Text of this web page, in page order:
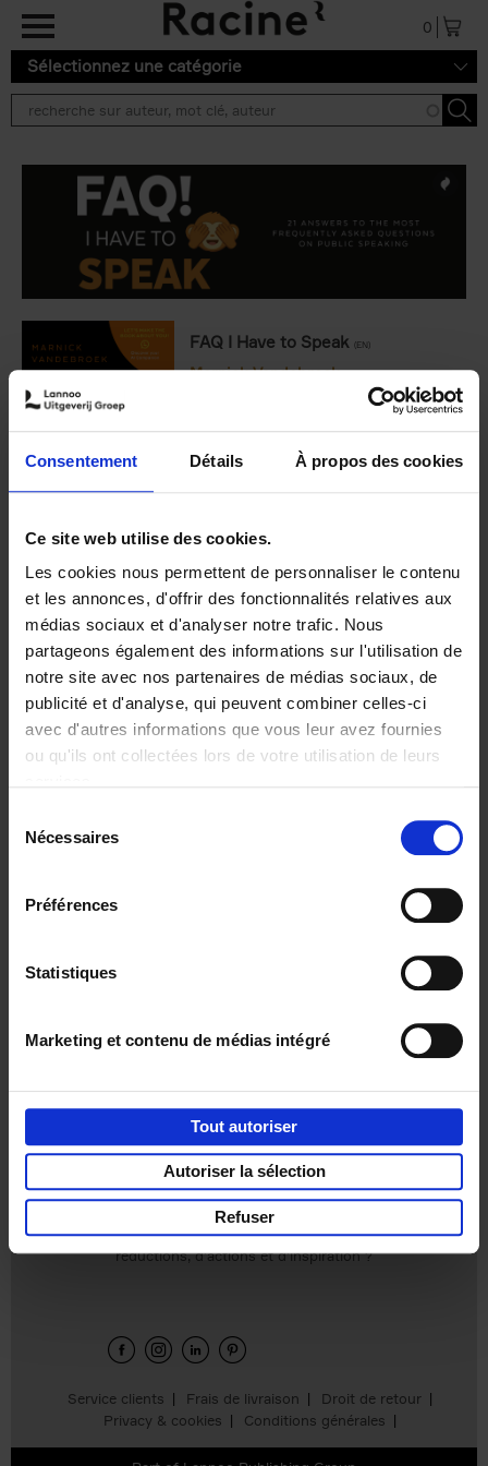
Consentement Détails À propos des cookies
Ce site web utilise des cookies.
Les cookies nous permettent de personnaliser le contenu
et les annonces, d'offrir des fonctionnalités relatives aux
médias sociaux et d'analyser notre trafic. Nous
partageons également des informations sur l'utilisation de
notre site avec nos partenaires de médias sociaux, de
publicité et d'analyse, qui peuvent combiner celles-ci
avec d'autres informations que vous leur avez fournies
ou qu'ils ont collectées lors de votre utilisation de leurs
Nécessaires
Préférences
Statistiques
Marketing et contenu de médias intégré
Tout autoriser
Autoriser la sélection
Refuser
Aller au contenu principal
0
Sélectionnez une catégorie
FAQ I Have to Speak (EN)
Marnick Vandebroek
€34,99
9789020936308.PDF
9789020936308.PDF
Ajouter au panier
Disponibilité : Disponible
Product details
Service clients Frais de livraison
Droit de retour
Privacy & cookies
Conditions générales
Envie de bonnes idées de lecture, de
réductions, d’actions et d’inspiration ?